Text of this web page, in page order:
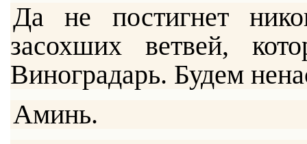
Да не постигнет
засохших ветвей,
Виноградарь. Будем
Аминь.